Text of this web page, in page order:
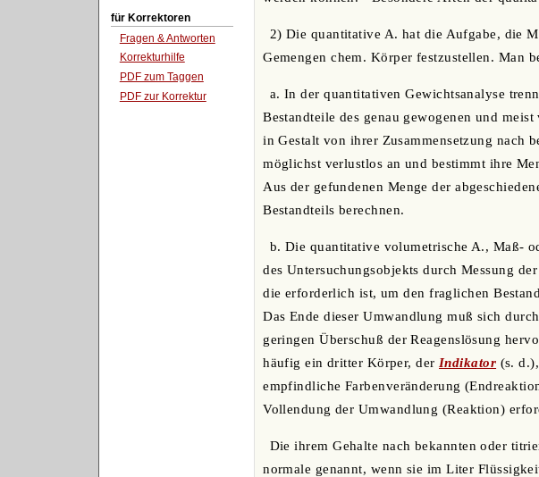
für Korrektoren
Fragen & Antworten
Korrekturhilfe
PDF zum Taggen
PDF zur Korrektur
2) Die quantitative A. hat die Aufgabe, die
Gemengen chem. Körper festzustellen. Man
a. In der quantitativen Gewichtsanalyse
Bestandteile des genau gewogenen und
in Gestalt von ihrer Zusammensetzung nach
möglichst verlustlos an und bestimmt ihre
Aus der gefundenen Menge der
Bestandteils berechnen.
b. Die quantitative volumetrische A., Maß-
des Untersuchungsobjekts durch Messung
die erforderlich ist, um den fraglichen
Das Ende dieser Umwandlung muß sich
geringen Überschuß der Reagenslösung
häufig ein dritter Körper, der Indikator (s.
empfindliche Farbenveränderung
Vollendung der Umwandlung (Reaktion)
Die ihrem Gehalte nach bekannten oder
normale genannt, wenn sie im Liter